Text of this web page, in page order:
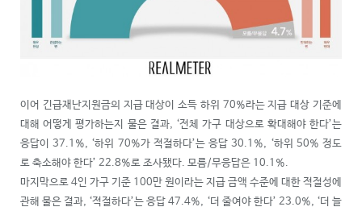
이어 긴급재난지원금의 지급 대상이 소득 하위 70%라는 지급 대상 기준에
대해 어떻게 평가하는지 물은 결과, ‘전체 가구 대상으로 확대해야 한다’는
응답이 37.1%, ‘하위 70%가 적절하다’는 응답 30.1%, ‘하위 50% 정도
로 축소해야 한다’ 22.8%로 조사됐다. 모름/무응답은 10.1%.
마지막으로 4인 가구 기준 100만 원이라는 지급 금액 수준에 대한 적절성에
관해 물은 결과, ‘적절하다’는 응답 47.4%, ‘더 줄여야 한다’ 23.0%, ‘더 늘